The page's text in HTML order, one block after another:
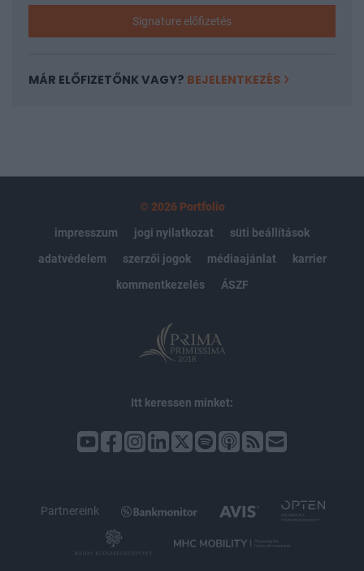
Signature előfizetés
MÁR ELŐFIZETŐNK VAGY? BEJELENTKEZÉS
© 2026 Portfolio
impresszum
jogi nyilatkozat
süti beállítások
adatvédelem
szerzői jogok médiaajánlat
karrier
kommentkezelés
ÁSZF
Itt keressen minket:
Partnereink